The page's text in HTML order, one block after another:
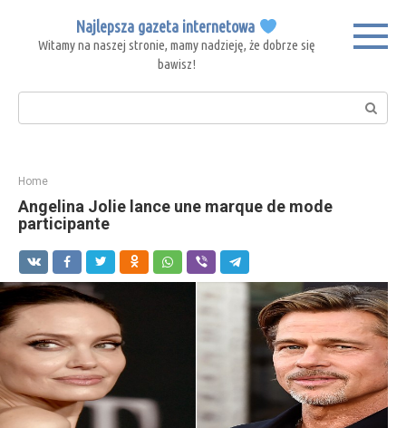
content
Najlepsza gazeta internetowa
Witamy na naszej stronie, mamy nadzieję, że dobrze się
bawisz!
Search:
Home
Angelina Jolie lance une marque de mode
participante